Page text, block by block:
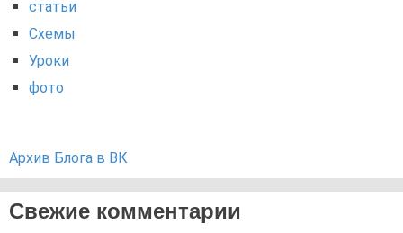
статьи
Схемы
Уроки
фото
Архив Блога в ВК
Свежие комментарии